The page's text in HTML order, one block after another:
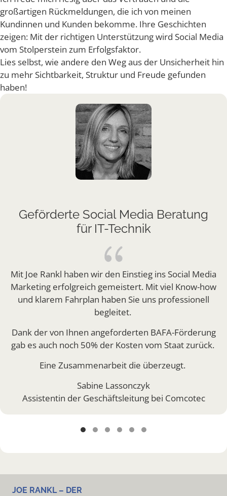
großartigen Rückmeldungen, die ich von meinen
Kundinnen und Kunden bekomme. Ihre Geschichten
zeigen: Mit der richtigen Unterstützung wird Social Media
vom Stolperstein zum Erfolgsfaktor.
Lies selbst, wie andere den Weg aus der Unsicherheit hin
zu mehr Sichtbarkeit, Struktur und Freude gefunden
haben!
Geförderte Social Media Beratung
für IT-Technik
Mit Joe Rankl haben wir den Einstieg ins Social Media
Marketing erfolgreich gemeistert. Mit viel Know-how
und klarem Fahrplan haben Sie uns professionell
begleitet.
Dank der von Ihnen angeforderten BAFA-Förderung
gab es auch noch 50% der Kosten vom Staat zurück.
Eine Zusammenarbeit die überzeugt.
Sabine Lassonczyk
Assistentin der Geschäftsleitung bei Comcotec
JOE RANKL – DER